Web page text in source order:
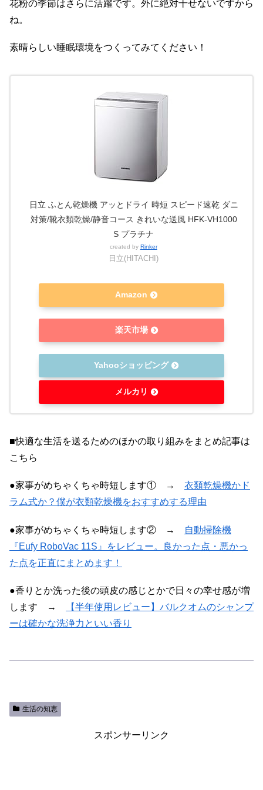
花粉の季節はさらに活躍です。外に絶対干せないですから
ね。
素晴らしい睡眠環境をつくってみてください！
日立 ふとん乾燥機 アッとドライ 時短 スピード速乾 ダニ
対策/靴衣類乾燥/静音コース きれいな送風 HFK-VH1000
S プラチナ
created by Rinker
日立(HITACHI)
Amazon
楽天市場
Yahooショッピング
メルカリ
■快適な生活を送るためのほかの取り組みをまとめ記事は
こちら
●家事がめちゃくちゃ時短します① → 衣類乾燥機かド
ラム式か？僕が衣類乾燥機をおすすめする理由
●家事がめちゃくちゃ時短します② →
自動掃除機
『Eufy RoboVac 11S』をレビュー。良かった点・悪かっ
た点を正直にまとめます！
●香りとか洗った後の頭皮の感じとかで日々の幸せ感が増
します →
【半年使用レビュー】バルクオムのシャンプ
ーは確かな洗浄力といい香り
生活の知恵
スポンサーリンク